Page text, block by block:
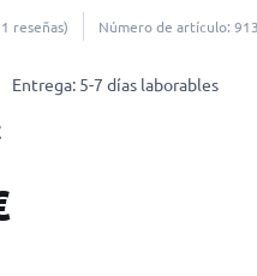
reseñas) Número de artículo:
Entrega: 5-7 días laborables